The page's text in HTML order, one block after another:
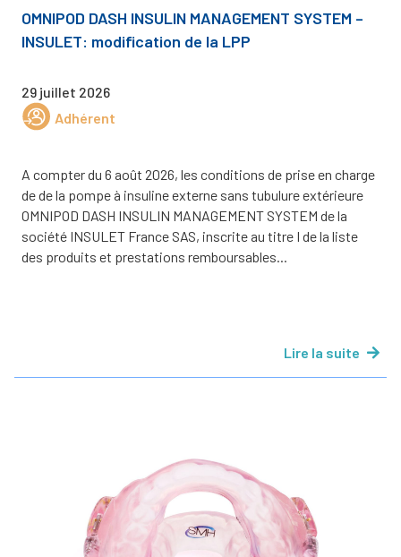
OMNIPOD DASH INSULIN MANAGEMENT SYSTEM –
INSULET: modification de la LPP
29 juillet 2026
Adhérent
A compter du 6 août 2026, les conditions de prise en charge
de de la pompe à insuline externe sans tubulure extérieure
OMNIPOD DASH INSULIN MANAGEMENT SYSTEM de la
société INSULET France SAS, inscrite au titre I de la liste
des produits et prestations remboursables...
Lire la suite